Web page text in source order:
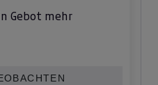
Gebot mehr